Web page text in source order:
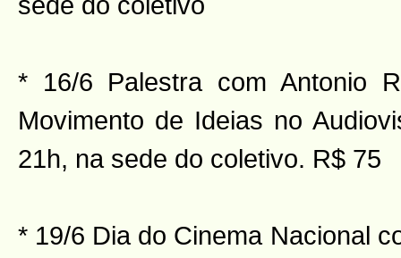
* 16/6 Palestra com Antonio
Movimento de Ideias no
21h, na sede do coletivo. R$ 75
* 19/6 Dia do Cinema Nacional